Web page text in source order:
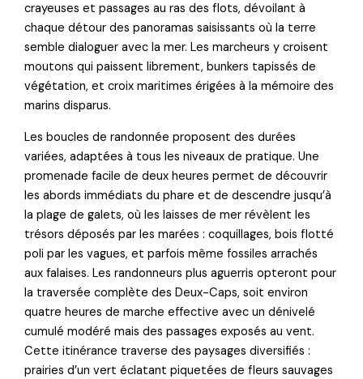
crayeuses et passages au ras des flots, dévoilant à
chaque détour des panoramas saisissants où la terre
semble dialoguer avec la mer. Les marcheurs y croisent
moutons qui paissent librement, bunkers tapissés de
végétation, et croix maritimes érigées à la mémoire des
marins disparus.
Les boucles de randonnée proposent des durées
variées, adaptées à tous les niveaux de pratique. Une
promenade facile de deux heures permet de découvrir
les abords immédiats du phare et de descendre jusqu’à
la plage de galets, où les laisses de mer révèlent les
trésors déposés par les marées : coquillages, bois flotté
poli par les vagues, et parfois même fossiles arrachés
aux falaises. Les randonneurs plus aguerris opteront pour
la traversée complète des Deux-Caps, soit environ
quatre heures de marche effective avec un dénivelé
cumulé modéré mais des passages exposés au vent.
Cette itinérance traverse des paysages diversifiés :
prairies d’un vert éclatant piquetées de fleurs sauvages